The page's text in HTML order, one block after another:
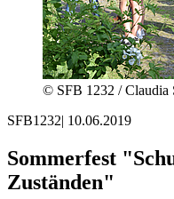
© SFB 1232 / Claudia
SFB1232| 10.06.2019
Sommerfest
Zuständen"